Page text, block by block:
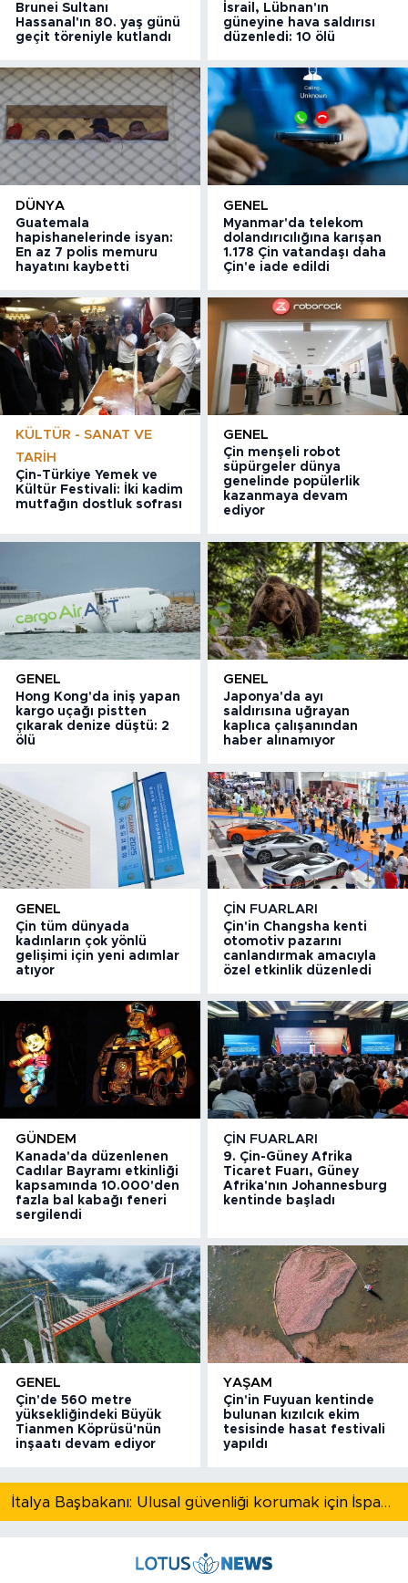
Brunei Sultanı
Hassanal'ın 80. yaş günü
geçit töreniyle kutlandı
İsrail, Lübnan'ın
güneyine hava saldırısı
düzenledi: 10 ölü
DÜNYA
Guatemala
hapishanelerinde isyan:
En az 7 polis memuru
hayatını kaybetti
GENEL
Myanmar'da telekom
dolandırıcılığına karışan
1.178 Çin vatandaşı daha
Çin'e iade edildi
KÜLTÜR - SANAT VE
TARIH
Çin-Türkiye Yemek ve
Kültür Festivali: İki kadim
mutfağın dostluk sofrası
GENEL
Çin menşeli robot
süpürgeler dünya
genelinde popülerlik
kazanmaya devam
ediyor
GENEL
Hong Kong'da iniş yapan
kargo uçağı pistten
çıkarak denize düştü: 2
ölü
GENEL
Japonya'da ayı
saldırısına uğrayan
kaplıca çalışanından
haber alınamıyor
GENEL
Çin tüm dünyada
kadınların çok yönlü
gelişimi için yeni adımlar
atıyor
ÇIN FUARLARI
Çin'in Changsha kenti
otomotiv pazarını
canlandırmak amacıyla
özel etkinlik düzenledi
GÜNDEM
Kanada'da düzenlenen
Cadılar Bayramı etkinliği
kapsamında 10.000'den
fazla bal kabağı feneri
sergilendi
ÇIN FUARLARI
9. Çin-Güney Afrika
Ticaret Fuarı, Güney
Afrika'nın Johannesburg
kentinde başladı
GENEL
Çin'de 560 metre
yüksekliğindeki Büyük
Tianmen Köprüsü'nün
inşaatı devam ediyor
YAŞAM
Çin'in Fuyuan kentinde
bulunan kızılcık ekim
tesisinde hasat festivali
yapıldı
İtalya Başbakanı: Ulusal güvenliği korumak için İspanya ile Schengen kapsamındaki serbest dolaşımı askıya alıyoruz